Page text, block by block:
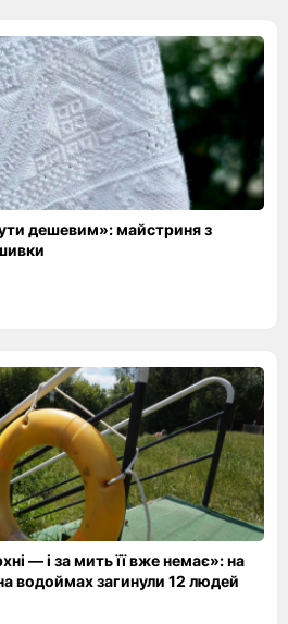
дешевим»: майстриня з
— і за мить її вже немає»: на
водоймах загинули 12 людей